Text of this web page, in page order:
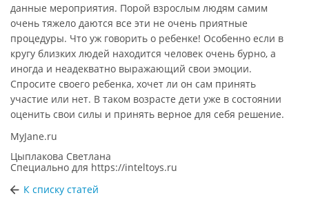
данные мероприятия. Порой взрослым людям самим
очень тяжело даются все эти не очень приятные
процедуры. Что уж говорить о ребенке! Особенно если в
кругу близких людей находится человек очень бурно, а
иногда и неадекватно выражающий свои эмоции.
Спросите своего ребенка, хочет ли он сам принять
участие или нет. В таком возрасте дети уже в состоянии
оценить свои силы и принять верное для себя решение.
MyJane.ru
Цыплакова Светлана
Специально для https://inteltoys.ru
К списку статей